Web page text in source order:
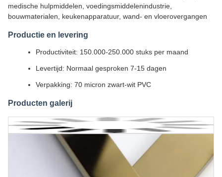
medische hulpmiddelen, voedingsmiddelenindustrie,
bouwmaterialen, keukenapparatuur, wand- en vloerovergangen
Productie en levering
Productiviteit: 150.000-250.000 stuks per maand
Levertijd: Normaal gesproken 7-15 dagen
Verpakking: 70 micron zwart-wit PVC
Producten galerij